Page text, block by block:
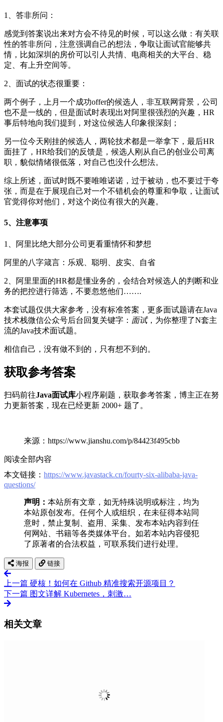
1、答非所问：
感觉到答案说出来对方会不待见的时候，可以这么做：有关联
性的答非所问，注意强调自己的想法，争取让面试官能够共
情，比如深圳的房价可以引人共情、电商相关的大平台、稳
定、有上升空间等。
2、面试的状态很重要：
两个例子，上月一个成功offer的候选人，非互联网背景，公司
也不是一线的，但是面试时表现出对阿里很强烈的兴趣，HR
事后特地向我们提到，对这位候选人印象很深刻；
另一位今天刚挂的候选人，两轮技术都是一举拿下，最后HR
面挂了，HR给我们的反馈是，候选人刚从自己的创业公司离
职，貌似情绪很低落，对自己也没什么想法。
综上所述，面试时既不要唯唯诺诺，过于被动，也不要过于夸
张，而是在于展现自己对一个不错机会的尊重和争取，让面试
官觉得你对他们，对这个岗位有很大的兴趣。
5、注意事项
1、阿里比绝大部分公司更看重情怀和梦想
阿里的八字箴言：乐观、聪明、皮实、自省
2、阿里里面的HR都是懂业务的，会结合对候选人的判断和业
务的把控进行筛选，不要忽悠他们…….
本套试题仅供大家参考，没有标准答案，更多面试题请在Java
技术栈微信公众号后台回复关键字： 面试，为你整理了N套主
流的Java技术面试题。
相信自己，没有做不到的，只有想不到的。
获取参考答案
扫码前往Java面试库小程序刷题，获取参考答案，博主正在努
力更新答案，现在已经更新 2000+ 题了。
来源：https://www.jianshu.com/p/84423f495cbb
阅读全部内容
本文链接： https://www.javastack.cn/fourty-six-alibaba-java-
questions/
声明： 本站所有文章，如无特殊说明或标注，均为
本站原创发布。任何个人或组织，在未征得本站同
意时，禁止复制、盗用、采集、发布本站内容到任
何网站、书籍等各类媒体平台。如若本站内容侵犯
了原著者的合法权益，可联系我们进行处理。
海报 链接
上一篇 硬核！如何在 Github 精准搜索开源项目？
下一篇 图文详解 Kubernetes，刺激…
相关文章